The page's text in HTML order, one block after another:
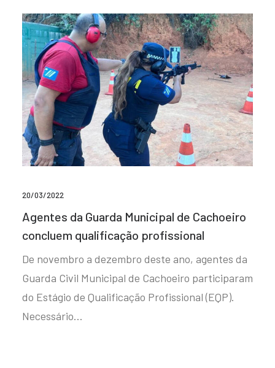
20/03/2022
Agentes da Guarda Municipal de Cachoeiro
concluem qualificação profissional
De novembro a dezembro deste ano, agentes da
Guarda Civil Municipal de Cachoeiro participaram
do Estágio de Qualificação Profissional (EQP).
Necessário…